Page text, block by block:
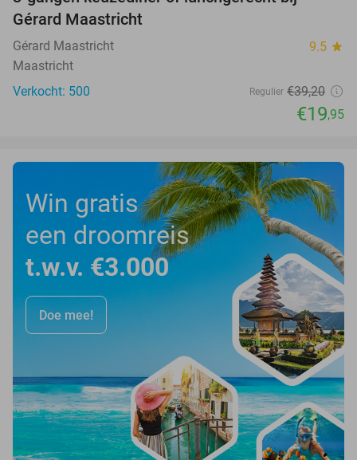
Gérard Maastricht
Gérard Maastricht 9.5 star
Maastricht
Verkocht: 500
Regulier €39,20
€19,95
Win gratis
een droomreis
t.w.v. €3.000
Doe mee!